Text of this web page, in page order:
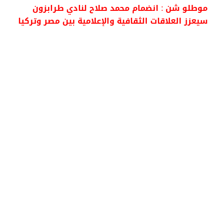
موطلو شن : انضمام محمد صلاح لنادي طرابزون
سيعزز العلاقات الثقافية والإعلامية بين مصر وتركيا